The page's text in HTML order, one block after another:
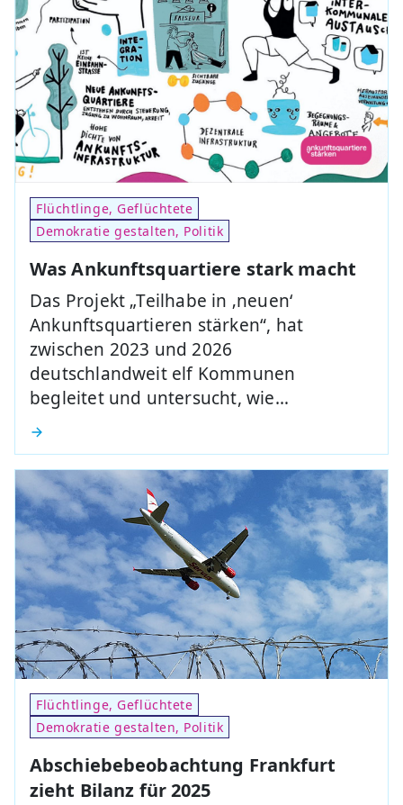
Flüchtlinge, Geflüchtete
Demokratie gestalten, Politik
Was Ankunftsquartiere stark macht
Das Projekt „Teilhabe in ‚neuen‘
Ankunftsquartieren stärken“, hat
zwischen 2023 und 2026
deutschlandweit elf Kommunen
begleitet und untersucht, wie…
Flüchtlinge, Geflüchtete
Demokratie gestalten, Politik
Abschiebebeobachtung Frankfurt
zieht Bilanz für 2025